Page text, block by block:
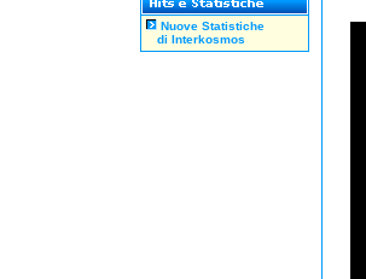
Nuove Statistiche
di Interkosmos